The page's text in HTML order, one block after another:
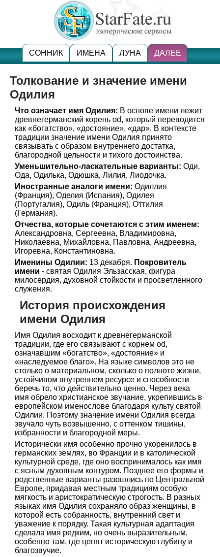
СОННИК ИМЕНА ЛУНА ДАЛЕЕ
Толкование и значение имени
Одилия
Что означает имя Одилия: В основе имени лежит
древнегерманский корень od, который переводится
как «богатство», «достояние», «дар». В контексте
традиции значение имени Одилия принято
связывать с образом внутреннего достатка,
благородной цельности и тихого достоинства.
Уменьшительно-ласкательные варианты: Оди,
Ода, Одилька, Одюшка, Лилия, Лиодочка.
Иностранные аналоги имени: Одиллия
(Франция), Оделия (Испания), Одилея
(Португалия), Одиль (Франция), Оттилия
(Германия).
Отчества, которые сочетаются с этим именем:
Александровна, Сергеевна, Владимировна,
Николаевна, Михайловна, Павловна, Андреевна,
Игоревна, Константиновна.
Именины Одилии: 13 декабря. Покровитель
имени - святая Одилия Эльзасская, фигура
милосердия, духовной стойкости и просветленного
служения.
История происхождения
имени Одилия
Имя Одилия восходит к древнегерманской
традиции, где его связывают с корнем od,
означавшим «богатство», «достояние» и
«наследуемое благо». На языке символов это не
столько о материальном, сколько о полноте жизни,
устойчивом внутреннем ресурсе и способности
беречь то, что действительно ценно. Через века
имя обрело христианское звучание, укрепившись в
европейском именослове благодаря культу святой
Одилии. Поэтому значение имени Одилия всегда
звучало чуть возвышенно, с оттенком тишины,
избранности и благородной меры.
Исторически имя особенно прочно укоренилось в
германских землях, во Франции и в католической
культурной среде, где оно воспринималось как имя
с ясным духовным контуром. Позднее его формы и
родственные варианты разошлись по Центральной
Европе, придавая местным традициям особую
мягкость и аристократическую строгость. В разных
языках имя Одилия сохраняло образ женщины, в
которой есть собранность, внутренний свет и
уважение к порядку. Такая культурная адаптация
сделала имя редким, но очень выразительным,
особенно там, где ценят историческую глубину и
благозвучие.